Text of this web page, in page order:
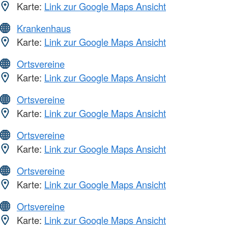
Karte: Link zur Google Maps Ansicht
Krankenhaus
Karte: Link zur Google Maps Ansicht
Ortsvereine
Karte: Link zur Google Maps Ansicht
Ortsvereine
Karte: Link zur Google Maps Ansicht
Ortsvereine
Karte: Link zur Google Maps Ansicht
Ortsvereine
Karte: Link zur Google Maps Ansicht
Ortsvereine
Karte: Link zur Google Maps Ansicht